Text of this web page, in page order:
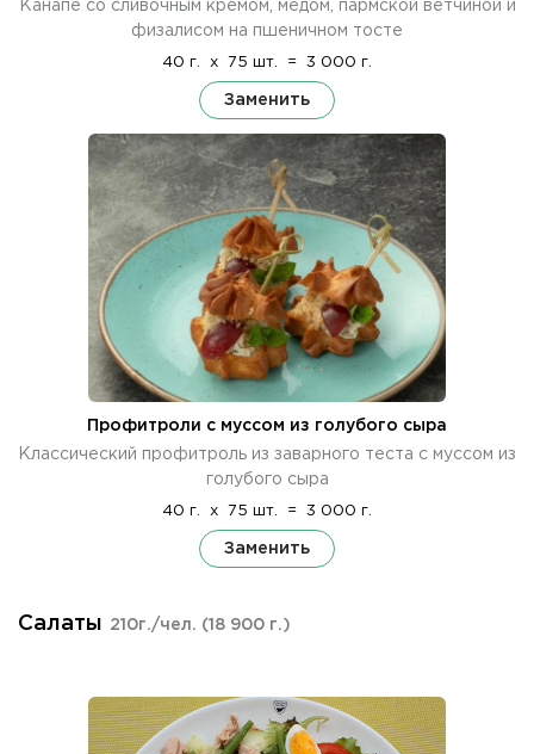
Канапе со сливочным кремом, медом, пармской ветчиной и
физалисом на пшеничном тосте
40 г. x 75 шт. = 3 000 г.
Заменить
Профитроли с муссом из голубого сыра
Классический профитроль из заварного теста с муссом из
голубого сыра
40 г. x 75 шт. = 3 000 г.
Заменить
Салаты 210г./чел. (18 900 г.)